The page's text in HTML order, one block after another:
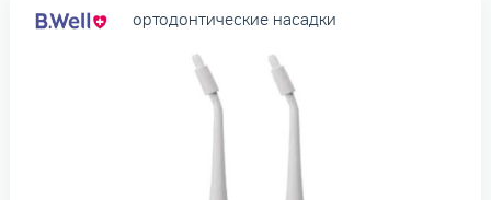
ортодонтические насадки